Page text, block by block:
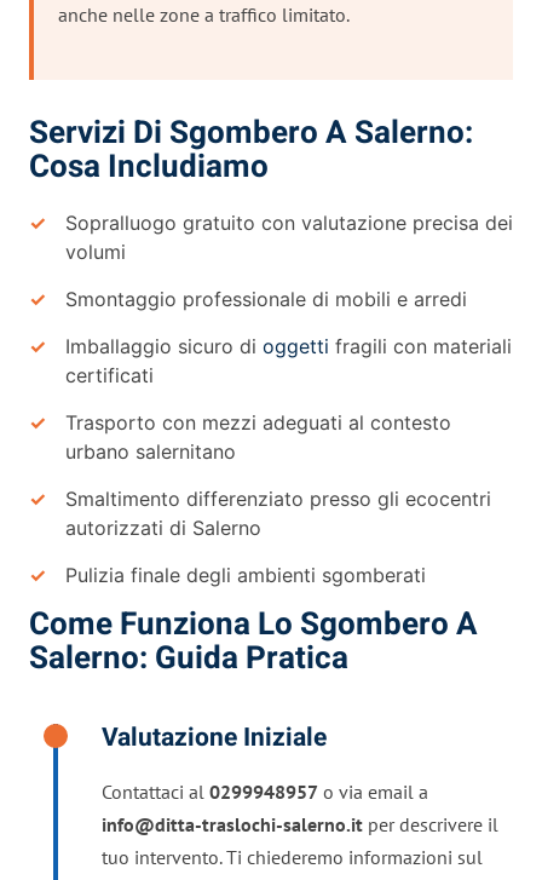
anche nelle zone a traffico limitato.
Servizi Di Sgombero A Salerno:
Cosa Includiamo
Sopralluogo gratuito con valutazione precisa dei
volumi
Smontaggio professionale di mobili e arredi
Imballaggio sicuro di oggetti fragili con materiali
certificati
Trasporto con mezzi adeguati al contesto
urbano salernitano
Smaltimento differenziato presso gli ecocentri
autorizzati di Salerno
Pulizia finale degli ambienti sgomberati
Come Funziona Lo Sgombero A
Salerno: Guida Pratica
Valutazione Iniziale
Contattaci al 0299948957 o via email a
info@ditta-traslochi-salerno.it per descrivere il
tuo intervento. Ti chiederemo informazioni sul